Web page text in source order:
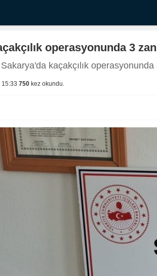
operasyonunda 3
kaçakçılık operasyonunda
750 kez okundu.